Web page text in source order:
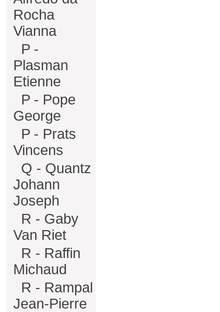
Rocha
Vianna
P -
Plasman
Etienne
P - Pope
George
P - Prats
Vincens
Q - Quantz
Johann
Joseph
R - Gaby
Van Riet
R - Raffin
Michaud
R - Rampal
Jean-Pierre